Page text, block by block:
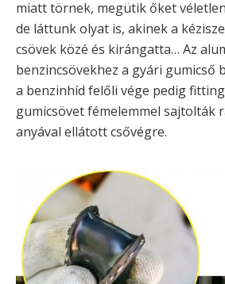
miatt törnek, megütik őket
de láttunk olyat is, akinek a
csövek közé és kirángatta… Az
benzincsövekhez a gyári gumicső
a benzinhíd felőli vége pedig
gumicsövet fémelemmel sajtolták
anyával ellátott csővégre.